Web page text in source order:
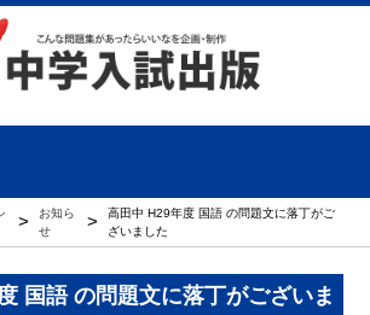
>
お知ら
せ
>
高田中 H29年度 国語 の問題文に落丁がご
ざいました
国語 の問題文に落丁がございま